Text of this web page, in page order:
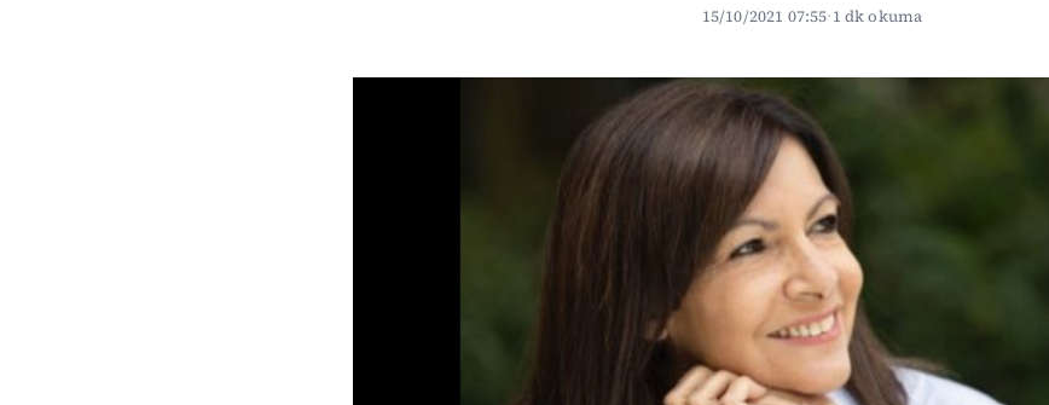
15/10/2021 07:55·1 dk okuma